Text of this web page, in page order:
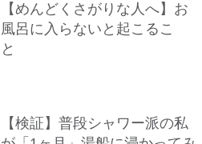
【めんどくさがりな人へ】お
風呂に入らないと起こるこ
と
【検証】普段シャワー派の私